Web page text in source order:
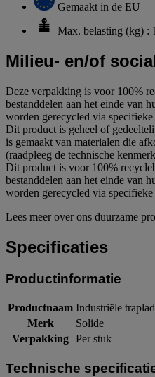
Gemaakt in de EU
Max. belasting (kg) :
Milieu- en/of
Deze verpakking is voor 100%
bestanddelen aan het einde van
worden gerecycled via
Dit product is geheel of
is gemaakt van materialen die
(raadpleeg de technische
Dit product is voor 100%
bestanddelen aan het einde van
worden gerecycled via
Lees meer over ons duurzame
Specificaties
Productinformatie
Productnaam Industriële
Merk
Solide
Verpakking Per stuk
Technische